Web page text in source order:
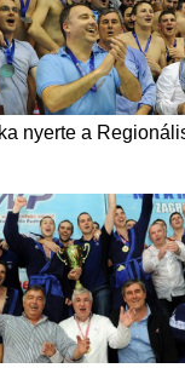
nyerte a